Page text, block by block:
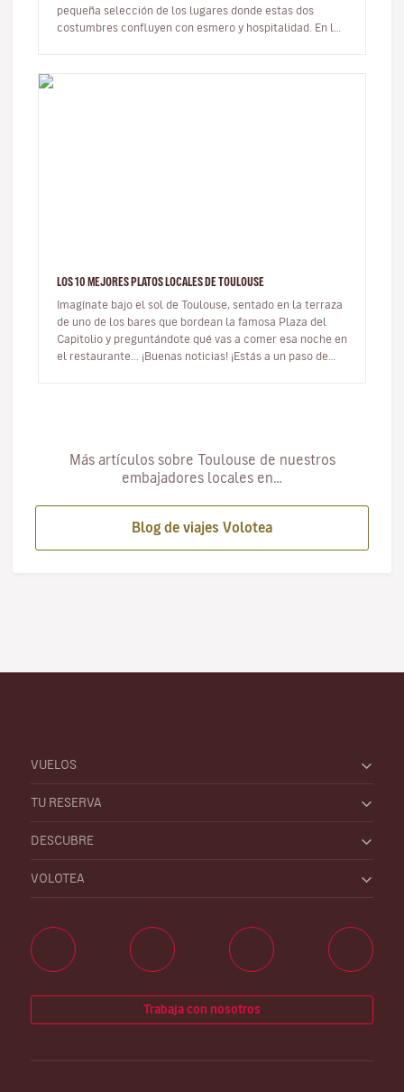
pequeña selección de los lugares donde estas dos
costumbres confluyen con esmero y hospitalidad. En la
LOS 10 MEJORES PLATOS LOCALES DE TOULOUSE
Imagínate bajo el sol de Toulouse, sentado en la terraza
de uno de los bares que bordean la famosa Plaza del
Capitolio y preguntándote qué vas a comer esa noche en
el restaurante... ¡Buenas noticias! ¡Estás a un paso de
Más artículos sobre Toulouse de nuestros
embajadores locales en…
Blog de viajes Volotea
VUELOS
TU RESERVA
DESCUBRE
VOLOTEA
Trabaja con nosotros